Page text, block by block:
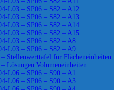
L03 – SP06 – S82 – A12
L03 – SP06 – S82 – A13
L03 – SP06 – S82 – A14
L03 – SP06 – S82 – A15
L03 – SP06 – S82 – A8
L03 – SP06 – S82 – A9
Stellenwerttafel für Flächeneinheiten
Lösungen Volumeneinheiten
L06 – SP06 – S90 – A1
L06 – SP06 – S90 – A3